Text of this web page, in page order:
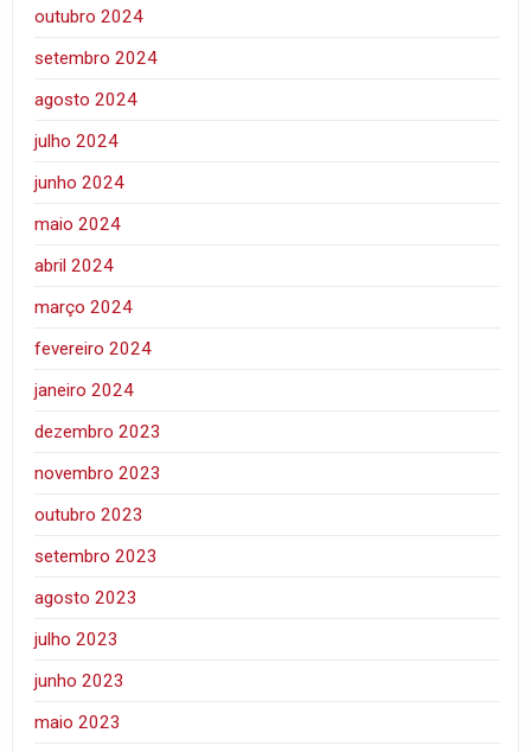
outubro 2024
setembro 2024
agosto 2024
julho 2024
junho 2024
maio 2024
abril 2024
março 2024
fevereiro 2024
janeiro 2024
dezembro 2023
novembro 2023
outubro 2023
setembro 2023
agosto 2023
julho 2023
junho 2023
maio 2023